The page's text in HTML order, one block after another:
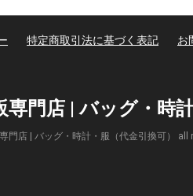
特定商取引法に基づく表記 お
門店 | バッグ・時計
門店 | バッグ・時計・服（代金引換可） all